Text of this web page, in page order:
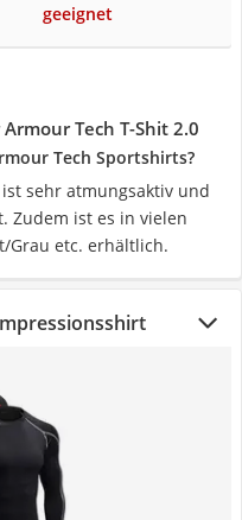
geeignet
Tech T-Shit 2.0
Tech Sportshirts?
sehr atmungsaktiv und
Zudem ist es in vielen
Grau etc. erhältlich.